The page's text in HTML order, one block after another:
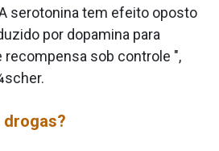
serotonina tem efeito oposto
por dopamina para
recompensa sob controle ",
drogas?